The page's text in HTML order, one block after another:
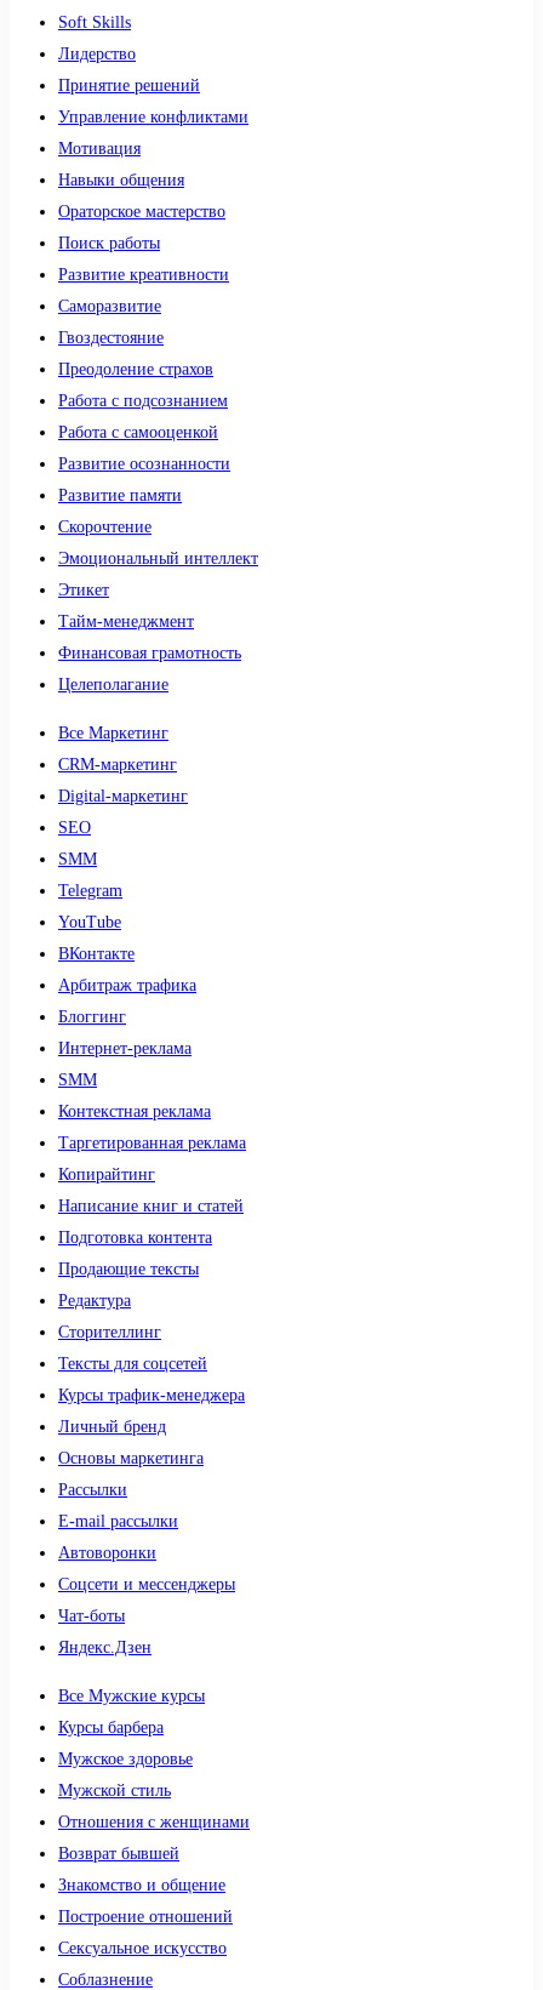
Soft Skills
Лидерство
Принятие решений
Управление конфликтами
Мотивация
Навыки общения
Ораторское мастерство
Поиск работы
Развитие креативности
Саморазвитие
Гвоздестояние
Преодоление страхов
Работа с подсознанием
Работа с самооценкой
Развитие осознанности
Развитие памяти
Скорочтение
Эмоциональный интеллект
Этикет
Тайм-менеджмент
Финансовая грамотность
Целеполагание
Все Маркетинг
CRM-маркетинг
Digital-маркетинг
SEO
SMM
Telegram
YouTube
ВКонтакте
Арбитраж трафика
Блоггинг
Интернет-реклама
SMM
Контекстная реклама
Таргетированная реклама
Копирайтинг
Написание книг и статей
Подготовка контента
Продающие тексты
Редактура
Сторителлинг
Тексты для соцсетей
Курсы трафик-менеджера
Личный бренд
Основы маркетинга
Рассылки
E-mail рассылки
Автоворонки
Соцсети и мессенджеры
Чат-боты
Яндекс.Дзен
Все Мужские курсы
Курсы барбера
Мужское здоровье
Мужской стиль
Отношения с женщинами
Возврат бывшей
Знакомство и общение
Построение отношений
Сексуальное искусство
Соблазнение